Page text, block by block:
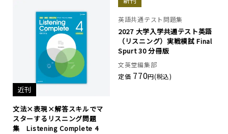
近刊
文法×表現×解答スキルでマ
スターするリスニング問題
集 Listening Complete 4
英語共通テスト問題集
2027 大学入学共通テスト英語
（リスニング）実戦模試 Final
Spurt 30 分冊版
文英堂編集部
定価 770円(税込)